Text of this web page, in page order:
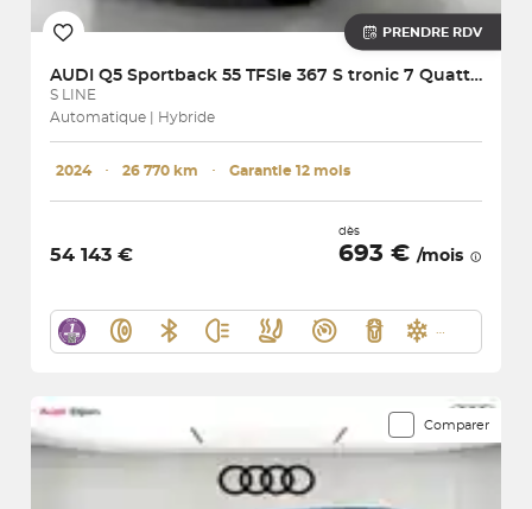
PRENDRE RDV
AUDI Q5 Sportback 55 TFSIe 367 S tronic 7 Quattro
S LINE
Automatique | Hybride
2024 ･ 26 770 km ･ Garantie 12 mois
54 143 €
dès
693 € /mois
Comparer